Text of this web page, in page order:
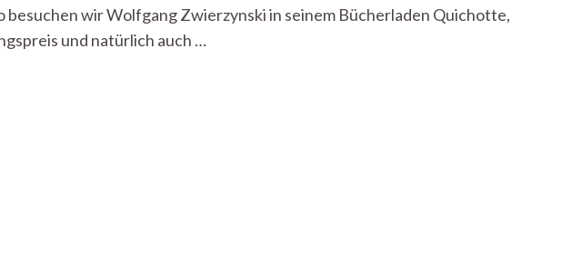
wir Wolfgang Zwierzynski in seinem Bücherladen Quichotte,
und natürlich auch …